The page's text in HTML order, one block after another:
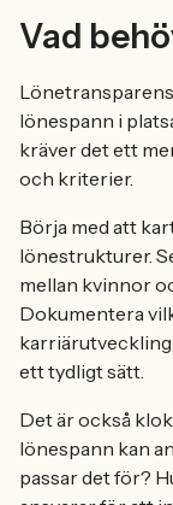
Vad
lönespann i
kräver det ett
och kriterier.
Börja med att
lönestrukturer.
mellan kvinnor
Dokumentera
ett tydligt sätt.
Det är också
lönespann kan
passar det för?